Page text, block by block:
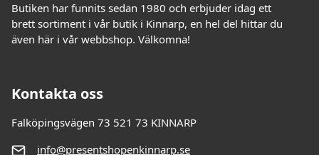
Butiken har funnits sedan 1980 och erbjuder idag ett
brett sortiment i vår butik i Kinnarp, en hel del hittar du
även här i vår webbshop. Välkomna!
Kontakta oss
Falköpingsvägen 73 521 73 KINNARP
info@presentshopenkinnarp.se